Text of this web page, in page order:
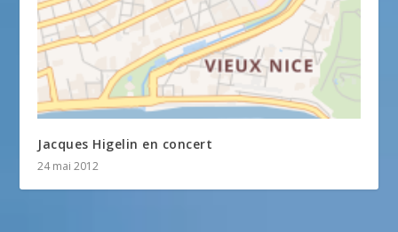
Jacques Higelin en concert
24 mai 2012